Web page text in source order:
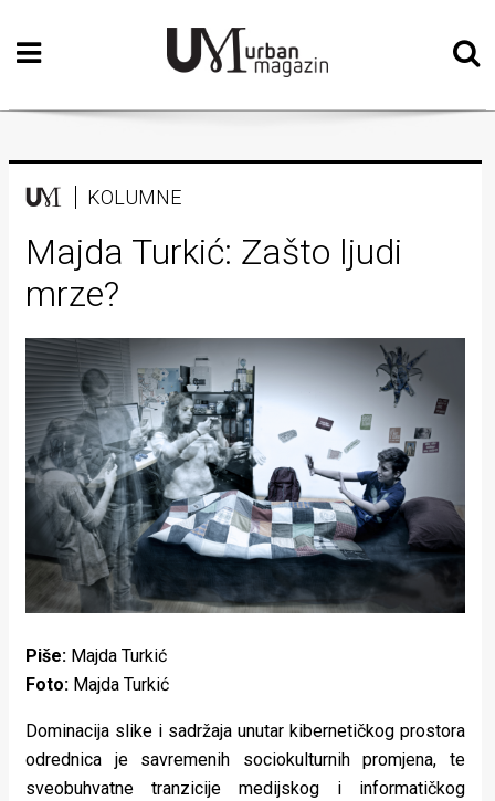
Početna
Vizualne
Teatar
Književnost
Muzika
Intervju
Kolumne
Kultura
Lifestyle
Beauty
Fashion
Zdravlje
Za
stolom
Život
KOLUMNE
Majda Turkić: Zašto ljudi
mrze?
Piše: Majda Turkić
Foto: Majda Turkić
Dominacija slike i sadržaja unutar kibernetičkog prostora
odrednica je savremenih sociokulturnih promjena, te
sveobuhvatne tranzicije medijskog i informatičkog